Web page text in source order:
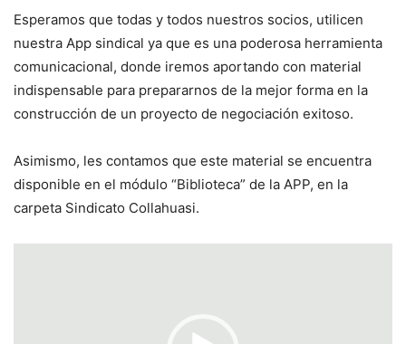
Esperamos que todas y todos nuestros socios, utilicen
nuestra App sindical ya que es una poderosa herramienta
comunicacional, donde iremos aportando con material
indispensable para prepararnos de la mejor forma en la
construcción de un proyecto de negociación exitoso.
Asimismo, les contamos que este material se encuentra
disponible en el módulo “Biblioteca” de la APP, en la
carpeta Sindicato Collahuasi.